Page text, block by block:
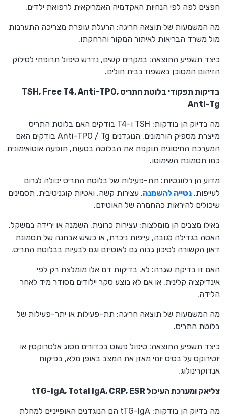
חפצים לפה לפי הנחיות האקדמיה האמריקאית לרפואת ילדים.
מה המשמעות של תוצאה חריגה: הרעלת עופרת מצריכה התערבות
מול משרד הבריאות לאיתור המקור והרחקתו.
כיצד תשפיע התוצאה: במקרים קשים, נדרש טיפול תרופתי לסילוק
הזיהום המסוכן באשפוז בבית חולים.
בדיקות תפקודי בלוטת התריס TSH, Free T4, Anti-TPO,
Anti-Tg
מה בדיוק הן בודקות: TSH ו-T4 בודקים האם בלוטת התריס
מייצרת מספיק הורמונים. הנוגדנים Anti-TPO / Tg בודקים האם
המערכת החיסונית תוקפת את הבלוטה בטעות, תופעה אוטואימונית
כמו תסמונת השימוטו.
מדוע הן רלוונטיות: תת-פעילות של בלוטת התריס יכולה לגרום
לעייפות, נטייה להשמנה, עצירות קשה, ואטיות קוגניטיבית, תסמינים
שיכולים להיראות כהחמרה של האוטיזם.
באילו מצבים הן מומלצות: עצירות כרונית, השמנה או ירידה במשקל,
האטה בגדילה לגובה, עייפות ניכרת, או כשיש אבחנה של תסמונת
דאון הקשורה לסיכון גבוה גם לאוטיזם וגם לבעיות בבלוטת התריס.
האם זו בדיקת שגרה: לא. בדיקות דם אלו מומלצת רק לפי
אינדיקציה קלינית, או אם לא בוצע סקר יילודים מסודר מיד לאחר
הלידה.
מה המשמעות של תוצאה חריגה: תת-פעילות או יתר-פעילות של
בלוטת התריס.
כיצד תשפיע התוצאה: טיפול פשוט בכדורים מסוג אלטרוקסין או
יוטירוקס על בסיס יומי מאזן את המצב באופן מלא, בפיקוח
אנדוקרינולוג.
צליאק ומערכת העיכול tTG-IgA, Total IgA, CRP, ESR
מה בדיוק הן בודקות: tTG-IgA הם הנוגדנים האופייניים למחלת